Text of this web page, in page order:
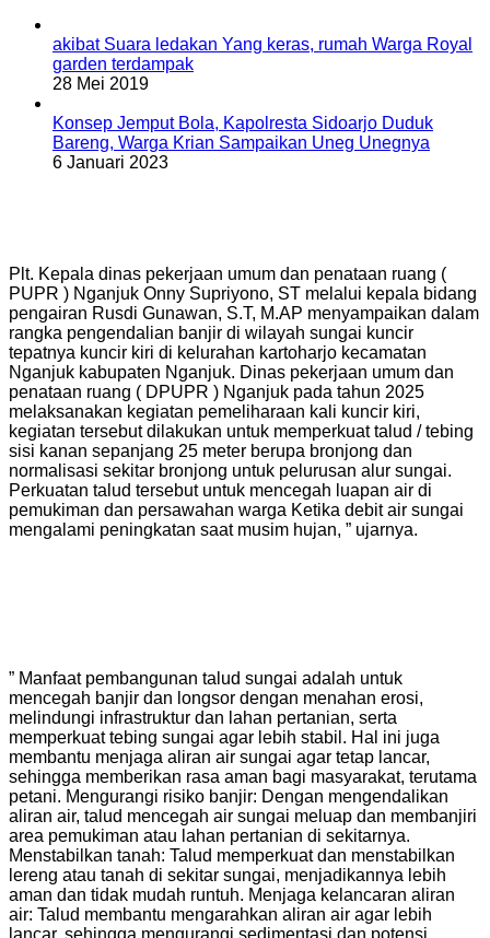
akibat Suara ledakan Yang keras, rumah Warga Royal
garden terdampak
28 Mei 2019
Konsep Jemput Bola, Kapolresta Sidoarjo Duduk
Bareng, Warga Krian Sampaikan Uneg Unegnya
6 Januari 2023
Plt. Kepala dinas pekerjaan umum dan penataan ruang (
PUPR ) Nganjuk Onny Supriyono, ST melalui kepala bidang
pengairan Rusdi Gunawan, S.T, M.AP menyampaikan dalam
rangka pengendalian banjir di wilayah sungai kuncir
tepatnya kuncir kiri di kelurahan kartoharjo kecamatan
Nganjuk kabupaten Nganjuk. Dinas pekerjaan umum dan
penataan ruang ( DPUPR ) Nganjuk pada tahun 2025
melaksanakan kegiatan pemeliharaan kali kuncir kiri,
kegiatan tersebut dilakukan untuk memperkuat talud / tebing
sisi kanan sepanjang 25 meter berupa bronjong dan
normalisasi sekitar bronjong untuk pelurusan alur sungai.
Perkuatan talud tersebut untuk mencegah luapan air di
pemukiman dan persawahan warga Ketika debit air sungai
mengalami peningkatan saat musim hujan, ” ujarnya.
” Manfaat pembangunan talud sungai adalah untuk
mencegah banjir dan longsor dengan menahan erosi,
melindungi infrastruktur dan lahan pertanian, serta
memperkuat tebing sungai agar lebih stabil. Hal ini juga
membantu menjaga aliran air sungai agar tetap lancar,
sehingga memberikan rasa aman bagi masyarakat, terutama
petani. Mengurangi risiko banjir: Dengan mengendalikan
aliran air, talud mencegah air sungai meluap dan membanjiri
area pemukiman atau lahan pertanian di sekitarnya.
Menstabilkan tanah: Talud memperkuat dan menstabilkan
lereng atau tanah di sekitar sungai, menjadikannya lebih
aman dan tidak mudah runtuh. Menjaga kelancaran aliran
air: Talud membantu mengarahkan aliran air agar lebih
lancar, sehingga mengurangi sedimentasi dan potensi